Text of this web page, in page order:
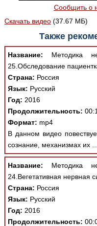
Сообщить о
Скачать видео(37.67 МБ)
Также
Название: Методика
25.Обследование
Страна: Россия
Язык: Русский
Год: 2016
Продолжительность:
Формат: mp4
В данном видео
сознание, механизмах их ...
Название: Методика
24.Вегетативная нервная
Страна: Россия
Язык: Русский
Год: 2016
Продолжительность: